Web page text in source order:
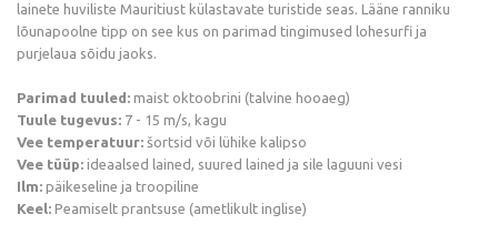
lainete huviliste Mauritiust külastavate turistide seas. Lääne ranniku
lõunapoolne tipp on see kus on parimad tingimused lohesurfi ja
purjelaua sõidu jaoks.
Parimad tuuled: maist oktoobrini (talvine hooaeg)
Tuule tugevus: 7 - 15 m/s, kagu
Vee temperatuur: šortsid või lühike kalipso
Vee tüüp: ideaalsed lained, suured lained ja sile laguuni vesi
Ilm: päikeseline ja troopiline
Keel: Peamiselt prantsuse (ametlikult inglise)